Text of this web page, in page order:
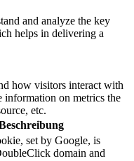
and analyze the key
helps in delivering a
how visitors interact with
information on metrics the
etc.
set by Google, is
domain and